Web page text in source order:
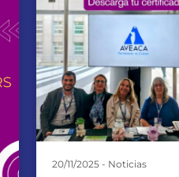
20/11/2025 - Noticias